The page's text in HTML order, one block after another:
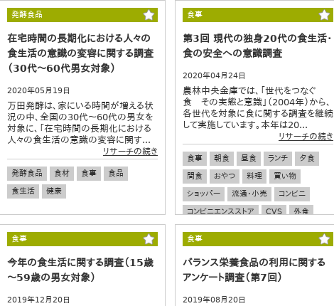
発酵食品
在宅時間の長期化における人々の
食生活の意識の変容に関する調査
（30代～60代男女対象）
2020年05月19日
万田発酵は、家にいる時間が増える状
況の中、全国の30代～60代の男女を
対象に、「在宅時間の長期化における
人々の食生活の意識の変容に関す...
リサーチの続き
発酵食品 食材 食事
食品
食生活
健康
食事
第3回 現代の独身20代の食生活・
食の安全への意識調査
2020年04月24日
農林中央金庫では、「世代をつなぐ
食 その実態と意識」（2004年）から、
各世代を対象に食に関する調査を継続
して実施しています。本年は20...
リサーチの続き
食事 朝食 昼食 ランチ
夕食
間食
おやつ 料理
買い物
ショッパー
流通・小売
コンビニ
コンビニエンスストア
CVS
外食
食生活
若者 ワカモノ
食事
今年の食生活に関する調査（15歳
～59歳の男女対象）
2019年12月20日
食事
バランス栄養食品の利用に関する
アンケート調査（第7回）
2019年08月20日